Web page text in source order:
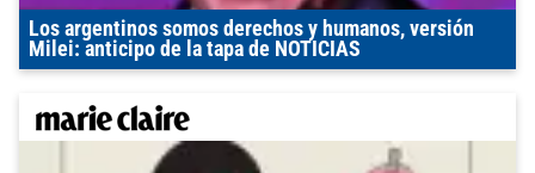
Los argentinos somos derechos y humanos, versión
Milei: anticipo de la tapa de NOTICIAS